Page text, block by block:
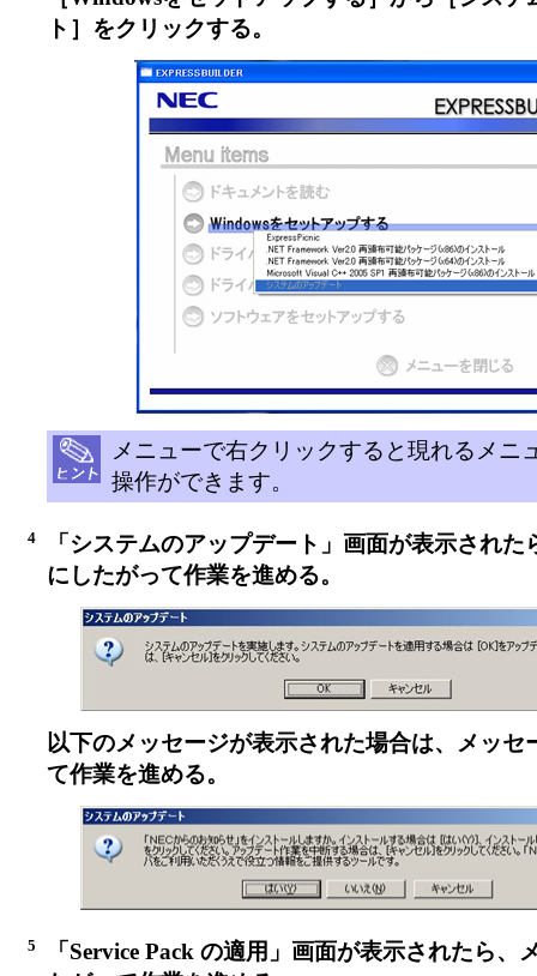
ト］をクリックする。
メニューで右クリックすると現れるメニ
操作ができます。
4
「システムのアップデート」画面が表示された
にしたがって作業を進める。
以下のメッセージが表示された場合は、メッセ
て作業を進める。
5
「Service Pack の適用」画面が表示されたら、